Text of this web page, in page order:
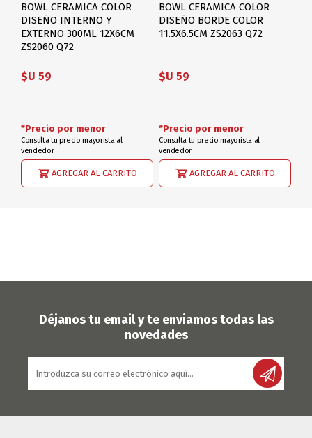
BOWL CERAMICA COLOR
DISEÑO INTERNO Y
EXTERNO 300ML 12X6CM
ZS2060 Q72
$U 59
AGREGAR AL CARRITO
*Precio por menor
Consulta tu precio mayorista al
vendedor
BOWL CERAMICA COLOR
DISEÑO BORDE COLOR
11.5X6.5CM ZS2063 Q72
$U 59
AGREGAR AL CARRITO
*Precio por menor
Consulta tu precio mayorista al
vendedor
Déjanos tu email y te enviamos todas las
novedades